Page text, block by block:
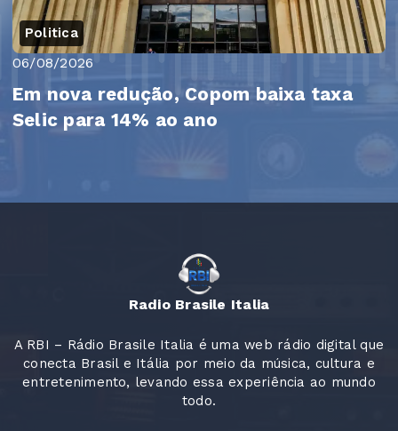
Politica
06/08/2026
Em nova redução, Copom baixa taxa
Selic para 14% ao ano
Radio Brasile Italia
A RBI – Rádio Brasile Italia é uma web rádio digital que
conecta Brasil e Itália por meio da música, cultura e
entretenimento, levando essa experiência ao mundo
todo.